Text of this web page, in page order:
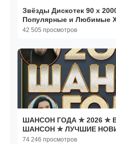
Звёзды Дискотек 90 х
Популярные и Любимые
Онлайн Музыка
42 505 просмотров
ШАНСОН ГОДА ✮ 2026 ✮
ШАНСОН ✮ ЛУЧШИЕ
ДУШЕВНЫЕ ХИТЫ ✮
74 246 просмотров